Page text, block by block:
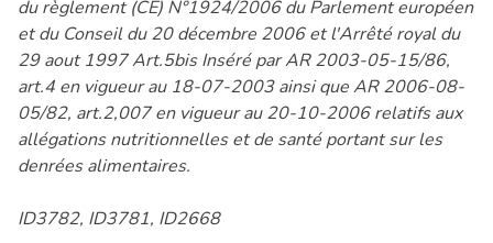
du règlement (CE) N°1924/2006 du Parlement européen
et du Conseil du 20 décembre 2006 et l'Arrêté royal du
29 aout 1997 Art.5bis Inséré par AR 2003-05-15/86,
art.4 en vigueur au 18-07-2003 ainsi que AR 2006-08-
05/82, art.2,007 en vigueur au 20-10-2006 relatifs aux
allégations nutritionnelles et de santé portant sur les
denrées alimentaires.
ID3782, ID3781, ID2668